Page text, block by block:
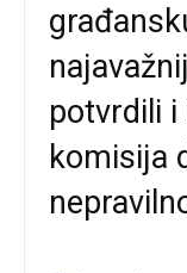
potvrdili i
komisija